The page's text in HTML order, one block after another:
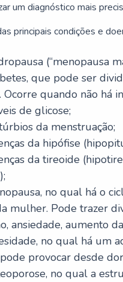
um diagnóstico mais
principais condições e
(“menopausa
que pode ser
Ocorre quando não há
de glicose;
da menstruação;
da hipófise
da tireoide
no qual há o
mulher. Pode trazer
ansiedade, aumento
no qual há um
provocar desde
no qual a